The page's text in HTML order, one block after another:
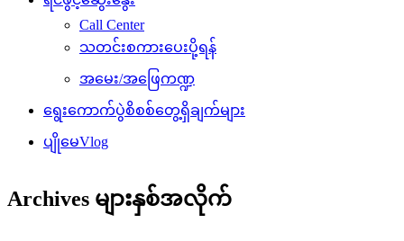
Call Center
သတင်းစကားပေးပို့ရန်
အမေး/အဖြေကဏ္ဍ
ရွေးကောက်ပွဲစိစစ်တွေ့ရှိချက်များ
ပျိုမေVlog
Archives များနှစ်အလိုက်